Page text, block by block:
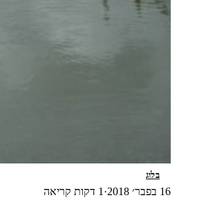
בלוג
16 בפבר׳ 2018 · 1 דקות קריאה